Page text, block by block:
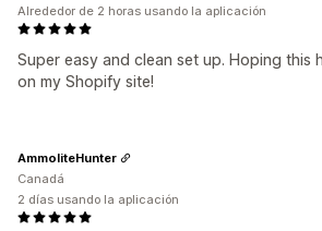
Super easy and clean set up. Hoping this
on my Shopify site!
Alrededor de 2 horas usando la aplicación
AmmoliteHunter
Canadá
2 días usando la aplicación